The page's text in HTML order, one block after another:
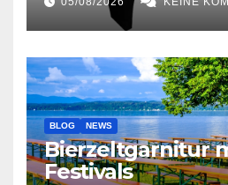
BLOG NEWS
Bierzeltgarnitur
Festivals